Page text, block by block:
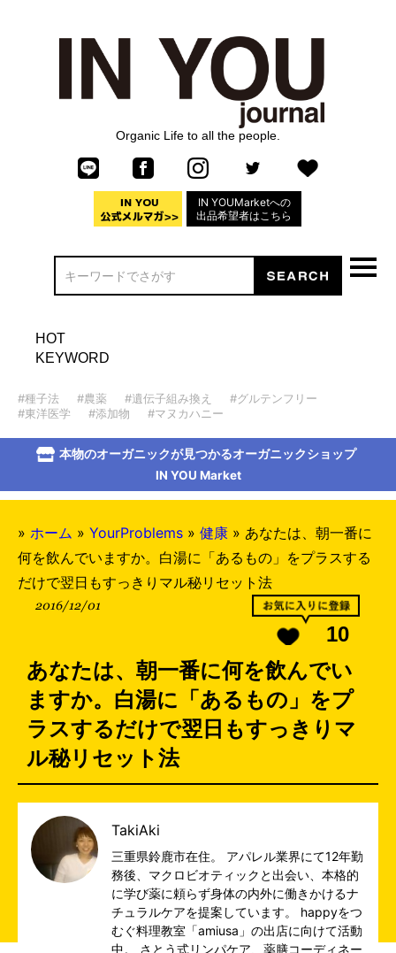
Organic Life to all the people.
IN YOUMarketへの
出品希望者はこちら
HOT
KEYWORD
#種子法 #農薬 #遺伝子組み換え
#グルテンフリー
#東洋医学
#添加物 #マヌカハニー
本物のオーガニックが見つかるオーガニックショップ
IN YOU Market
» ホーム » YourProblems » 健康 » あなたは、朝一番に
何を飲んでいますか。白湯に「あるもの」をプラスする
だけで翌日もすっきりマル秘リセット法
2016/12/01
10
あなたは、朝一番に何を飲んでい
ますか。白湯に「あるもの」をプ
ラスするだけで翌日もすっきりマ
ル秘リセット法
TakiAki
三重県鈴鹿市在住。 アパレル業界にて12年勤
務後、マクロビオティックと出会い、本格的
に学び薬に頼らず身体の内外に働きかけるナ
チュラルケアを提案しています。 happyをつ
むぐ料理教室「amiusa」の出店に向けて活動
中。 さとう式リンパケア、薬膳コーディネー